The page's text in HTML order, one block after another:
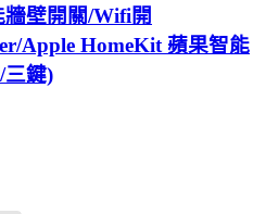
壁開關/Wifi開
Apple HomeKit 蘋果智能
三鍵)